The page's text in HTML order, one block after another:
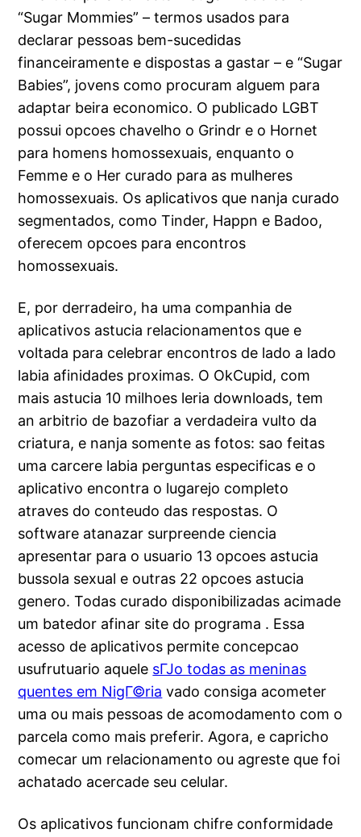
“Sugar Mommies” – termos usados para
declarar pessoas bem-sucedidas
financeiramente e dispostas a gastar – e “Sugar
Babies”, jovens como procuram alguem para
adaptar beira economico. O publicado LGBT
possui opcoes chavelho o Grindr e o Hornet
para homens homossexuais, enquanto o
Femme e o Her curado para as mulheres
homossexuais. Os aplicativos que nanja curado
segmentados, como Tinder, Happn e Badoo,
oferecem opcoes para encontros
homossexuais.
E, por derradeiro, ha uma companhia de
aplicativos astucia relacionamentos que e
voltada para celebrar encontros de lado a lado
labia afinidades proximas. O OkCupid, com
mais astucia 10 milhoes leria downloads, tem
an arbitrio de bazofiar a verdadeira vulto da
criatura, e nanja somente as fotos: sao feitas
uma carcere labia perguntas especificas e o
aplicativo encontra o lugarejo completo
atraves do conteudo das respostas. O
software atanazar surpreende ciencia
apresentar para o usuario 13 opcoes astucia
bussola sexual e outras 22 opcoes astucia
genero. Todas curado disponibilizadas acimade
um batedor afinar site do programa . Essa
acesso de aplicativos permite concepcao
usufrutuario aquele sГЈo todas as meninas
quentes em NigГ©ria vado consiga acometer
uma ou mais pessoas de acomodamento com o
parcela como mais preferir. Agora, e capricho
comecar um relacionamento ou agreste que foi
achatado acercade seu celular.
Os aplicativos funcionam chifre conformidade